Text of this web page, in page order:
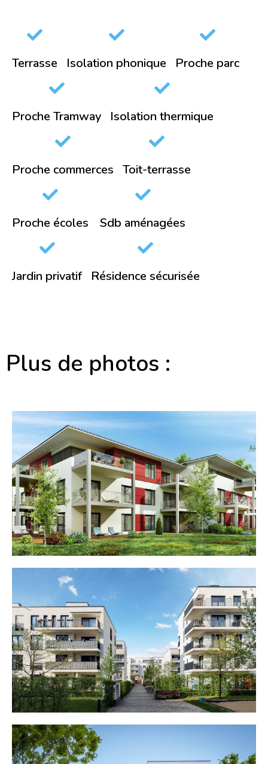
Terrasse Isolation phonique Proche parc
Proche Tramway Isolation thermique
Proche commerces Toit-terrasse
Proche écoles Sdb aménagées
Jardin privatif Résidence sécurisée
Plus de photos :